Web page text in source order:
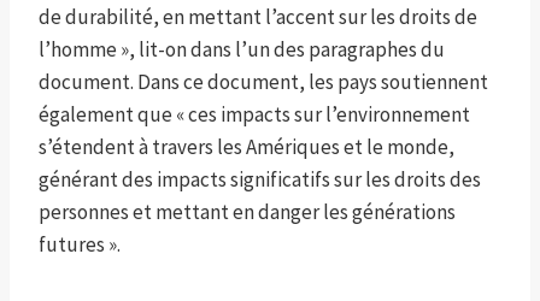
de durabilité, en mettant l’accent sur les droits de
l’homme », lit-on dans l’un des paragraphes du
document. Dans ce document, les pays soutiennent
également que « ces impacts sur l’environnement
s’étendent à travers les Amériques et le monde,
générant des impacts significatifs sur les droits des
personnes et mettant en danger les générations
futures ».